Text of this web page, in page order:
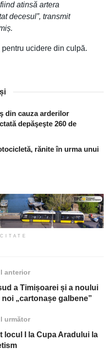
atinsă artera
decesul”, transmit
ucidere din culpă.
din cauza arderilor
depăşeşte 260 de
rănite în urma unui
anterior
a Timișoarei și a noului
„cartonașe galbene”
următor
locul I la Cupa Aradului la